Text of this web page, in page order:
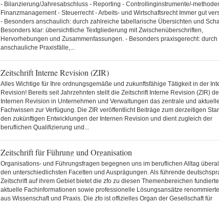
- Bilanzierung/Jahresabschluss - Reporting - Controllinginstrumente/-
Finanzmanagement - Steuerrecht - Arbeits- und Wirtschaftsrecht Immer gut
- Besonders anschaulich: durch zahlreiche tabellarische Übersichten und
Besonders klar: übersichtliche Textgliederung mit Zwischenüberschriften,
Hervorhebungen und Zusammenfassungen. - Besonders praxisgerecht: durch
anschauliche Praxisfälle,...
Zeitschrift Interne Revision (ZIR)
Alles Wichtige für Ihre ordnungsgemäße und zukunftsfähige Tätigkeit in der
Revision! Bereits seit Jahrzehnten stellt die Zeitschrift Interne Revision (ZIR)
Internen Revision in Unternehmen und Verwaltungen das zentrale und aktuelle
Fachwissen zur Verfügung. Die ZIR veröffentlicht Beiträge zum derzeitigen
den zukünftigen Entwicklungen der Internen Revision und dient zugleich der
beruflichen Qualifizierung und...
Zeitschrift für Führung und Organisation
Organisations- und Führungsfragen begegnen uns im beruflichen Alltag
den unterschiedlichsten Facetten und Ausprägungen. Als führende
Zeitschrift auf ihrem Gebiet bietet die zfo zu diesen Themenbereichen
aktuelle Fachinformationen sowie professionelle Lösungsansätze
aus Wissenschaft und Praxis. Die zfo ist offizielles Organ der Gesellschaft für